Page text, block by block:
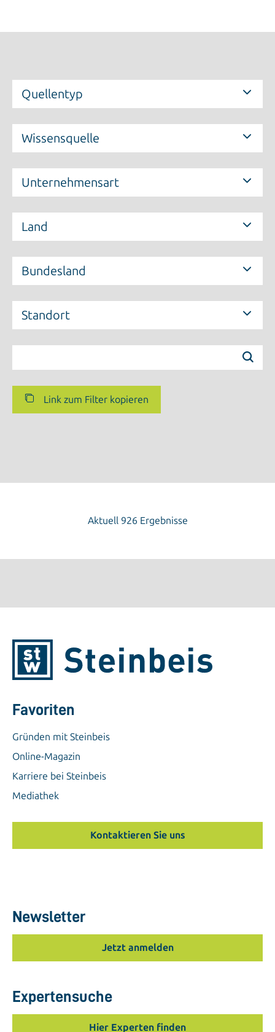
Quellentyp
Wissensquelle
Unternehmensart
Land
Bundesland
Standort
Link zum Filter kopieren
Aktuell 926 Ergebnisse
Favoriten
Gründen mit Steinbeis
Online-Magazin
Karriere bei Steinbeis
Mediathek
Kontaktieren Sie uns
Newsletter
Jetzt anmelden
Expertensuche
Hier Experten finden